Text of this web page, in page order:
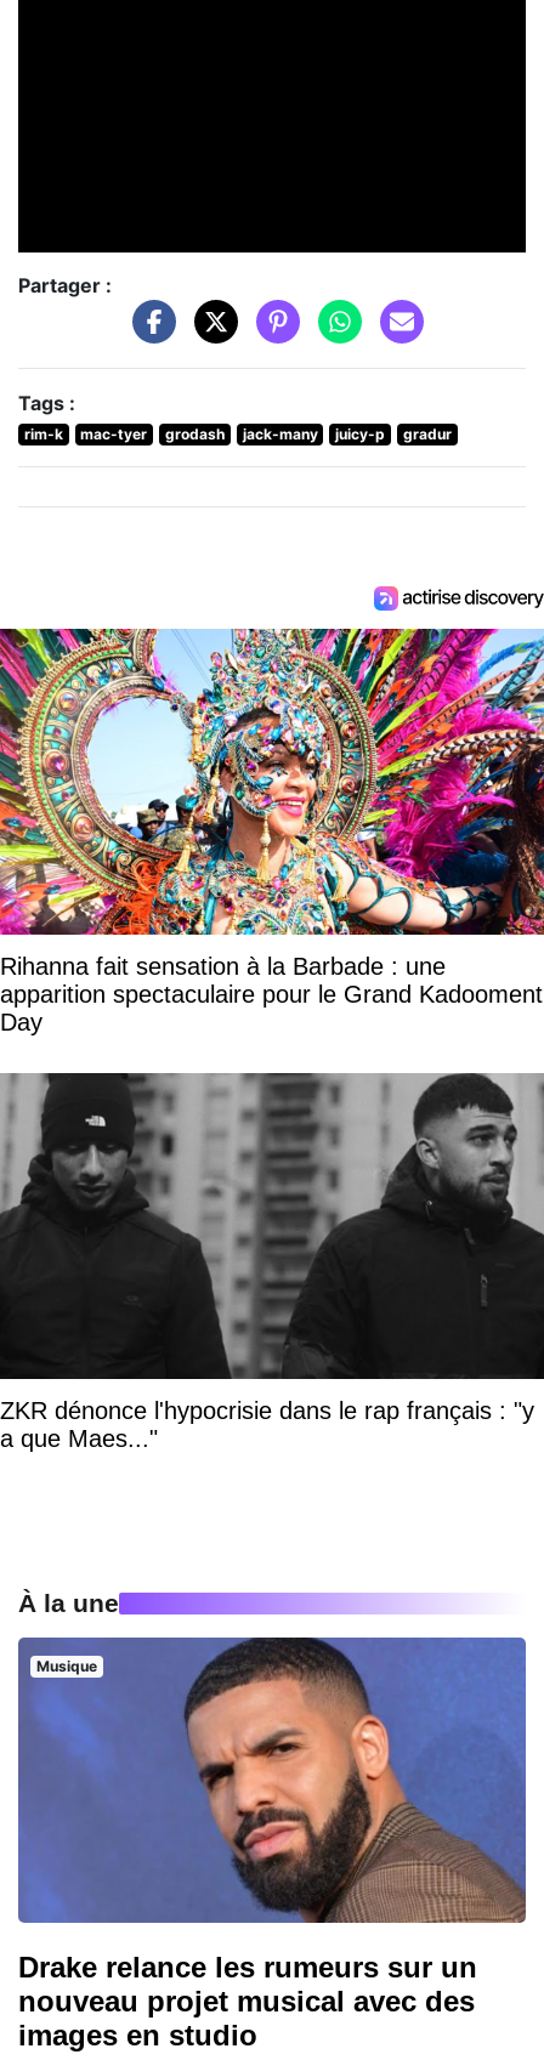
Partager :
Tags :
rim-k mac-tyer grodash jack-many juicy-p gradur
Rihanna fait sensation à la Barbade : une
apparition spectaculaire pour le Grand Kadooment
Day
ZKR dénonce l'hypocrisie dans le rap français : "y
a que Maes..."
À la une
Musique
Drake relance les rumeurs sur un
nouveau projet musical avec des
images en studio